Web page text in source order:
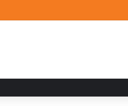
en el MUTVI 2026